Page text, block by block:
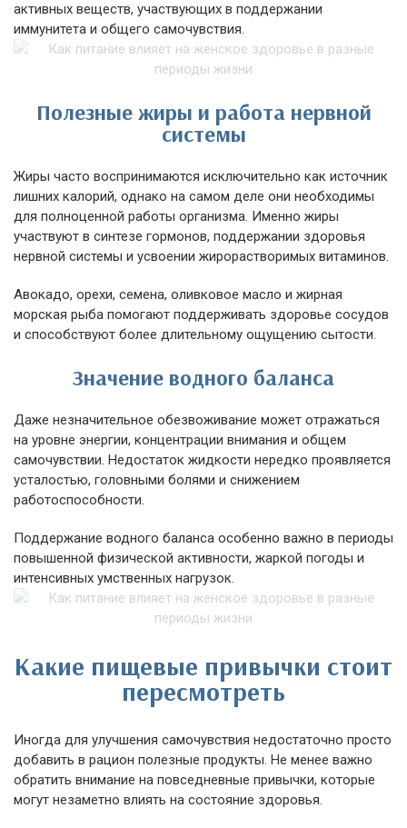
активных веществ, участвующих в поддержании
иммунитета и общего самочувствия.
Полезные жиры и работа нервной
системы
Жиры часто воспринимаются исключительно как источник
лишних калорий, однако на самом деле они необходимы
для полноценной работы организма. Именно жиры
участвуют в синтезе гормонов, поддержании здоровья
нервной системы и усвоении жирорастворимых витаминов.
Авокадо, орехи, семена, оливковое масло и жирная
морская рыба помогают поддерживать здоровье сосудов
и способствуют более длительному ощущению сытости.
Значение водного баланса
Даже незначительное обезвоживание может отражаться
на уровне энергии, концентрации внимания и общем
самочувствии. Недостаток жидкости нередко проявляется
усталостью, головными болями и снижением
работоспособности.
Поддержание водного баланса особенно важно в периоды
повышенной физической активности, жаркой погоды и
интенсивных умственных нагрузок.
Какие пищевые привычки стоит
пересмотреть
Иногда для улучшения самочувствия недостаточно просто
добавить в рацион полезные продукты. Не менее важно
обратить внимание на повседневные привычки, которые
могут незаметно влиять на состояние здоровья.